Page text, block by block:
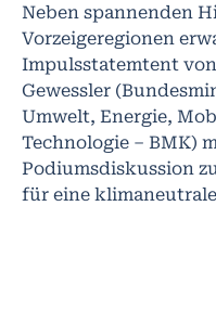
Neben spannenden
Vorzeigeregionen
Impulsstatemtent
Gewessler
Umwelt, Energie,
Technologie – BMK)
Podiumsdiskussion
für eine